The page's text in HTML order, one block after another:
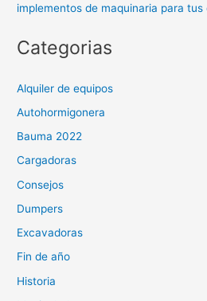
implementos de maquinaria para
Categorias
Alquiler de equipos
Autohormigonera
Bauma 2022
Cargadoras
Consejos
Dumpers
Excavadoras
Fin de año
Historia